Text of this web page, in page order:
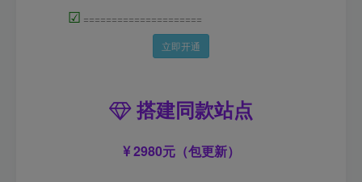
☑ =====================
立即开通
搭建同款站点
2980元（包更新）